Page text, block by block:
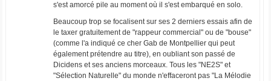
s'est amorcé pile au moment où il s'est embarqué en solo.
Beaucoup trop se focalisent sur ses 2 derniers essais afin de
le taxer gratuitement de "rappeur commercial" ou de "bouse"
(comme l'a indiqué ce cher Gab de Montpellier qui peut
également prétendre au titre), en oubliant son passé de
Dicidens et ses anciens morceaux. Tous les "NE2S" et
"Sélection Naturelle" du monde n'effaceront pas "La Mélodie